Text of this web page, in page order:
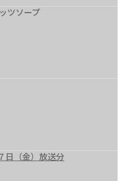
ツソープ
日（金）放送分